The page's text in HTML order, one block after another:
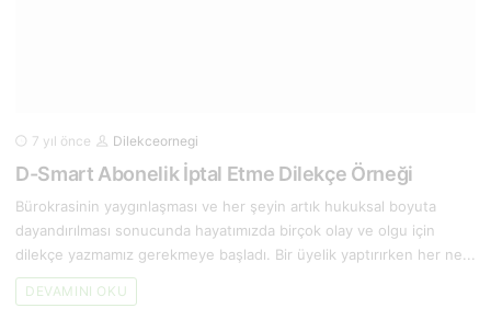
7 yıl önce Dilekceornegi
D-Smart Abonelik İptal Etme Dilekçe Örneği
Bürokrasinin yaygınlaşması ve her şeyin artık hukuksal boyuta
dayandırılması sonucunda hayatımızda birçok olay ve olgu için
dilekçe yazmamız gerekmeye başladı. Bir üyelik yaptırırken her ne...
DEVAMINI OKU